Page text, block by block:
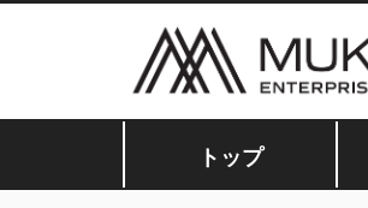
トップ